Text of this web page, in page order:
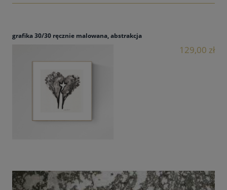
grafika 30/30 ręcznie malowana, abstrakcja
129,00 zł